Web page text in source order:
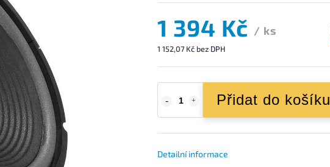
1 394 Kč / ks
1 152,07 Kč bez DPH
Přidat do košíku
Detailní informace